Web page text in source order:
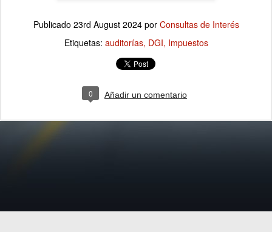
Publicado 23rd August 2024por Consultas de Interés
Etiquetas: auditorías DGI Impuestos
0 Añadir un comentario